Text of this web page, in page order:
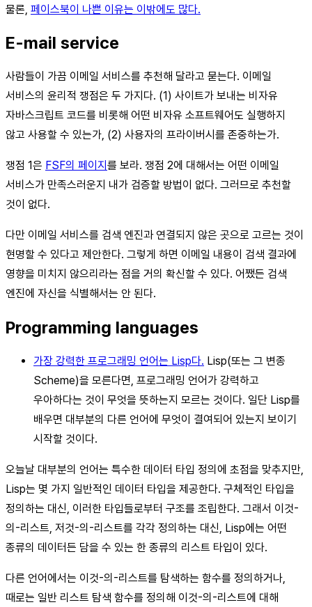
물론, 페이스북이 나쁜 이유는 이밖에도 많다.
E-mail service
사람들이 가끔 이메일 서비스를 추천해 달라고 묻는다. 이메일
서비스의 윤리적 쟁점은 두 가지다. (1) 사이트가 보내는 비자유
자바스크립트 코드를 비롯해 어떤 비자유 소프트웨어도 실행하지
않고 사용할 수 있는가, (2) 사용자의 프라이버시를 존중하는가.
쟁점 1은 FSF의 페이지 를 보라. 쟁점 2에 대해서는 어떤 이메일
서비스가 만족스러운지 내가 검증할 방법이 없다. 그러므로 추천할
것이 없다.
다만 이메일 서비스를 검색 엔진과 연결되지 않은 곳으로 고르는 것이
현명할 수 있다고 제안한다. 그렇게 하면 이메일 내용이 검색 결과에
영향을 미치지 않으리라는 점을 거의 확신할 수 있다. 어쨌든 검색
엔진에 자신을 식별해서는 안 된다.
Programming languages
가장 강력한 프로그래밍 언어는 Lisp다. Lisp(또는 그 변종
Scheme)을 모른다면, 프로그래밍 언어가 강력하고
우아하다는 것이 무엇을 뜻하는지 모르는 것이다. 일단 Lisp를
배우면 대부분의 다른 언어에 무엇이 결여되어 있는지 보이기
시작할 것이다.
오늘날 대부분의 언어는 특수한 데이터 타입 정의에 초점을 맞추지만,
Lisp는 몇 가지 일반적인 데이터 타입을 제공한다. 구체적인 타입을
정의하는 대신, 이러한 타입들로부터 구조를 조립한다. 그래서 이것-
의-리스트, 저것-의-리스트를 각각 정의하는 대신, Lisp에는 어떤
종류의 데이터든 담을 수 있는 한 종류의 리스트 타입이 있다.
다른 언어에서는 이것-의-리스트를 탐색하는 함수를 정의하거나,
때로는 일반 리스트 탐색 함수를 정의해 이것-의-리스트에 대해